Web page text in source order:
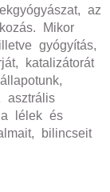
az
Mikor
gyógyítás,
katalizátorát
asztrális
a lélek és
bilincseit